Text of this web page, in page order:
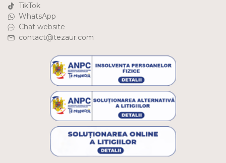
TikTok
WhatsApp
Chat website
contact@tezaur.com